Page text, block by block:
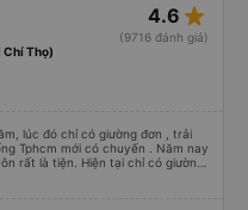
4.6 star_rate
(9716 đánh giá)
Chí Thọ)
lúc đó chỉ có giường đơn , trải
Tphcm mới có chuyến . Năm nay
rất là tiện. Hiện tại chỉ có giường